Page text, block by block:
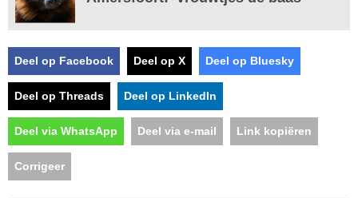
Deel op Facebook Deel op X Deel op Bluesky
Deel op Threads Deel op LinkedIn
Deel via WhatsApp Deel via e-mail Link kopiëren
Corrigeer